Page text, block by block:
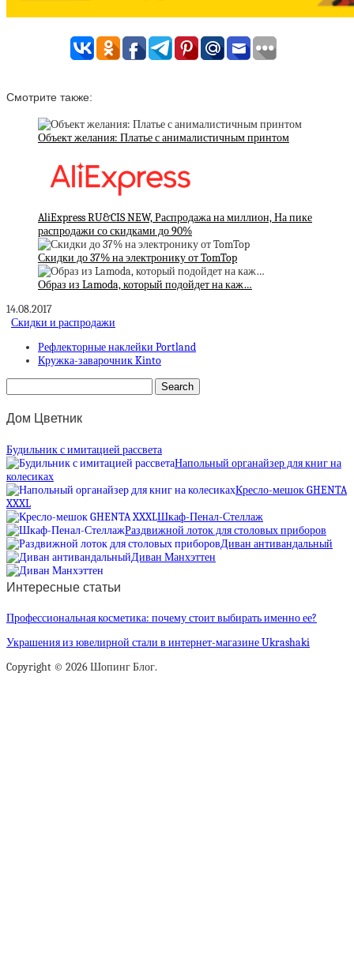
Смотрите также:
Объект желания: Платье с анималистичным принтом
AliExpress RU&CIS NEW, Распродажа на миллион, На пике
распродажи со скидками до 90%
Скидки до 37% на электронику от TomTop
Образ из Lamoda, который подойдет на каж…
14.08.2017
Скидки и распродажи
Рефлекторные наклейки Portland
Кружка-заварочник Kinto
Дом Цветник
Будильник с имитацией рассвета
Напольный органайзер для книг на
колесиках
Кресло-мешок GHENTA
XXXL
Шкаф-Пенал-Стеллаж
Раздвижной лоток для столовых приборов
Диван антивандальный
Диван Манхэттен
Интересные статьи
Профессиональная косметика: почему стоит выбирать именно ее?
Украшения из ювелирной стали в интернет-магазине Ukrashaki
Copyright © 2026 Шопинг Блог.